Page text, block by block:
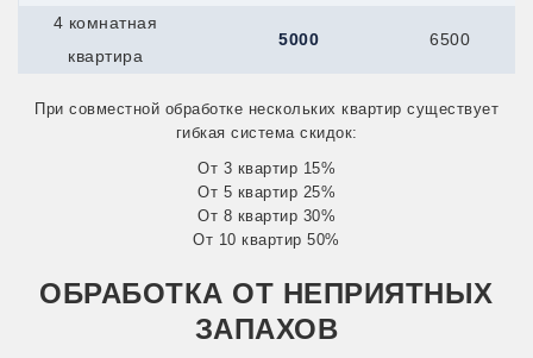
Верхний-Уфалей
Озёрск
Усть-Катав
Куйбышев
Кумертау
Курлово
Курчатов
Куса
Ленинск-Кузнецкий
Междуреченск
Прокопьевск
Юрга
Узловая
4 комнатная
квартира
5000 6500
При совместной обработке нескольких квартир существует
гибкая система скидок:
От 3 квартир 15%
От 5 квартир 25%
От 8 квартир 30%
От 10 квартир 50%
ОБРАБОТКА ОТ НЕПРИЯТНЫХ
ЗАПАХОВ